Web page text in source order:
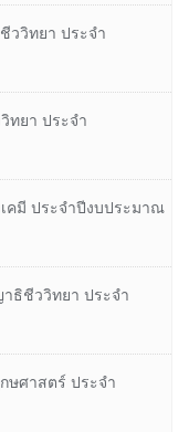
ววิทยา ประจํา
ทยา ประจํา
คมี ประจําปีงบประมาณ
าธิชีววิทยา ประจํา
ษศาสตร์ ประจํา